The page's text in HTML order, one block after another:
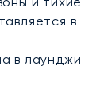
в
в лаунджи